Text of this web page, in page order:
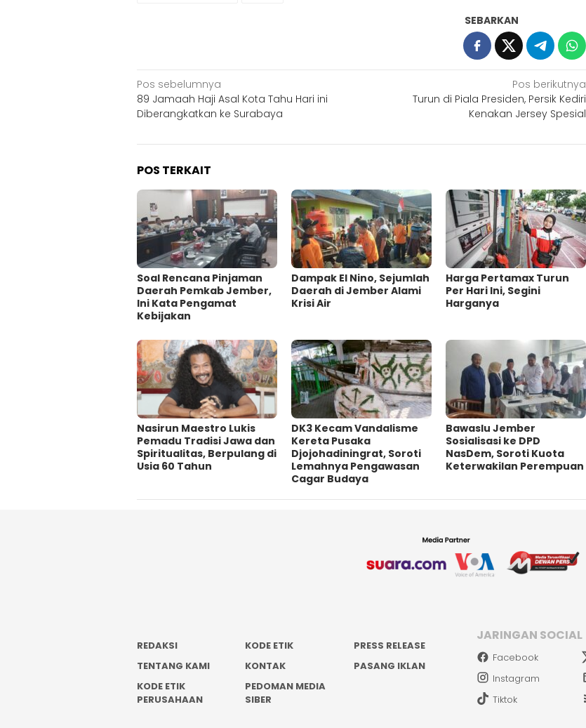
SEBARKAN
Navigasi
pos
Pos sebelumnya
89 Jamaah Haji Asal Kota Tahu Hari ini
Diberangkatkan ke Surabaya
Pos berikutnya
Turun di Piala Presiden, Persik Kediri
Kenakan Jersey Spesial
POS TERKAIT
‎Soal Rencana Pinjaman
Daerah Pemkab Jember,
Ini Kata Pengamat
Kebijakan ‎
Dampak El Nino, Sejumlah
Daerah di Jember Alami
Krisi Air
Harga Pertamax Turun
Per Hari Ini, Segini
Harganya
‎Nasirun Maestro Lukis
Pemadu Tradisi Jawa dan
Spiritualitas, Berpulang di
Usia 60 Tahun
DK3 Kecam Vandalisme
Kereta Pusaka
Djojohadiningrat, Soroti
Lemahnya Pengawasan
Cagar Budaya
Bawaslu Jember
Sosialisasi ke DPD
NasDem, Soroti Kuota
Keterwakilan Perempuan
REDAKSI KODE ETIK
PRESS RELEASE
TENTANG KAMI
KONTAK
PASANG IKLAN
KODE ETIK
PERUSAHAAN
PEDOMAN MEDIA
SIBER
JARINGAN SOCIAL
Facebook
Instagram
Tiktok